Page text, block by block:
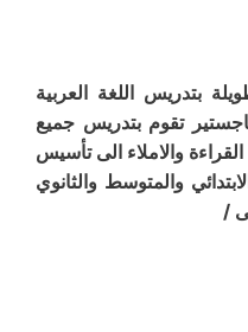
بتدريس اللغة العربية
تقوم بتدريس جميع
والاملاء الى تأسيس
والمتوسط والثانوي
/